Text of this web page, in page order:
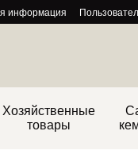
информация
Хозяйственные
товары